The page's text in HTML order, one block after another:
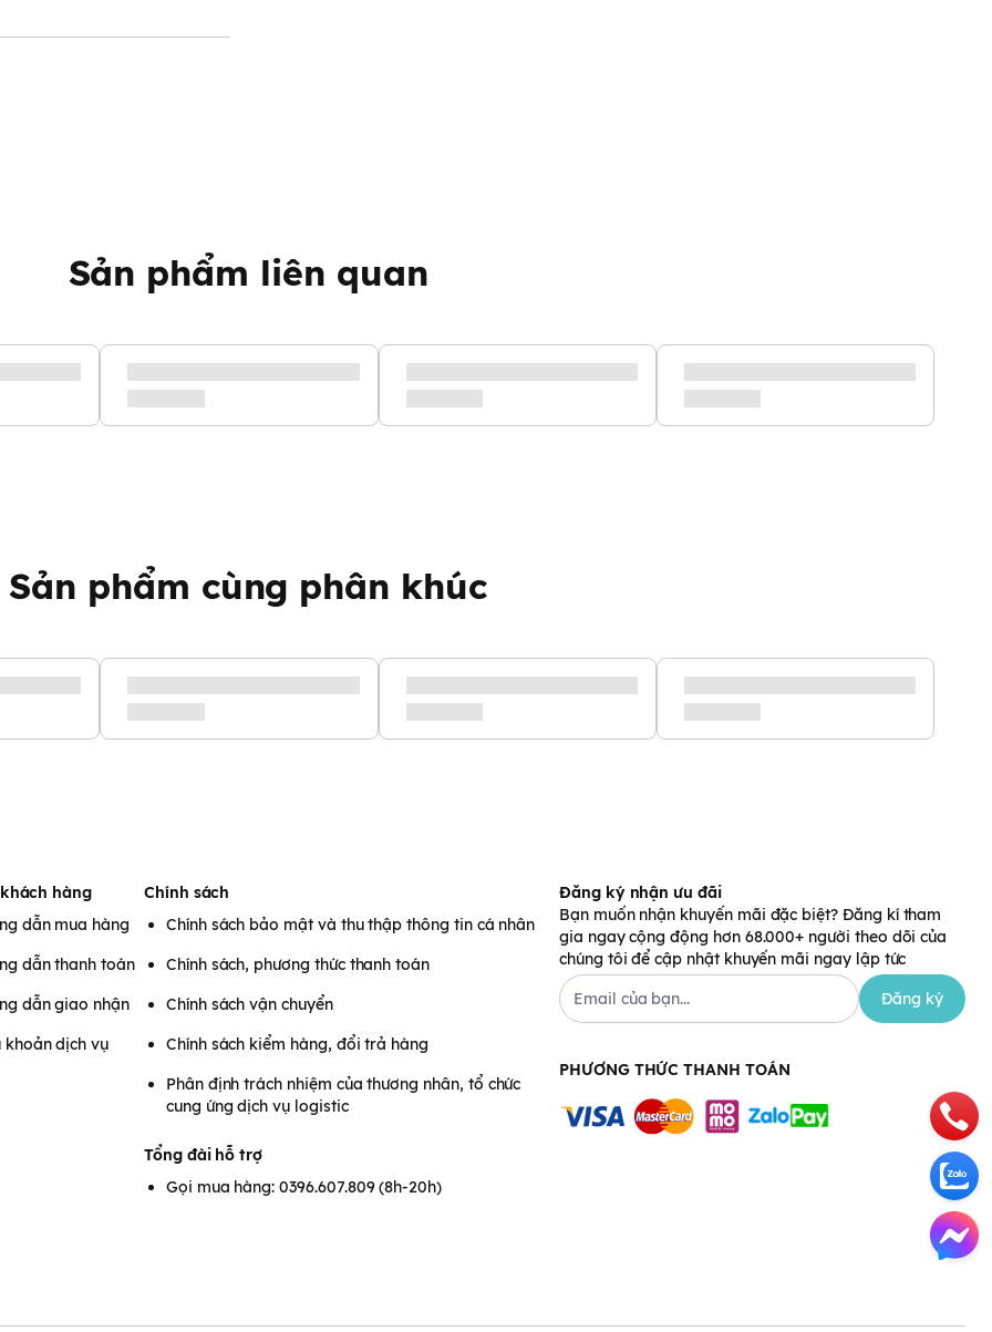
giúp làm sạch vùng kín
hôi và ngăn ngừa nấm gây
có khả năng làm dịu
Hyaluronic có khả năng
nấm ngứa.
vệ sinh sạch sẽ vùng kín.
Sản phẩm liên quan
Sản phẩm cùng phân khúc
hàng
dẫn mua hàng
dẫn thanh toán
dẫn giao nhận
khoản dịch vụ
Chính sách
Chính sách bảo mật và thu thập thông tin cá nhân
Chính sách, phương thức thanh toán
Chính sách vận chuyển
Chính sách kiểm hàng, đổi trả hàng
Phân định trách nhiệm của thương nhân, tổ chức
cung ứng dịch vụ logistic
Tổng đài hỗ trợ
Gọi mua hàng: 0396.607.809 (8h-20h)
Đăng ký nhận ưu đãi
Bạn muốn nhận khuyến mãi đặc biệt? Đăng kí tham
gia ngay cộng động hơn 68.000+ người theo dõi của
chúng tôi để cập nhật khuyến mãi ngay lập tức
Đăng ký
PHƯƠNG THỨC THANH TOÁN